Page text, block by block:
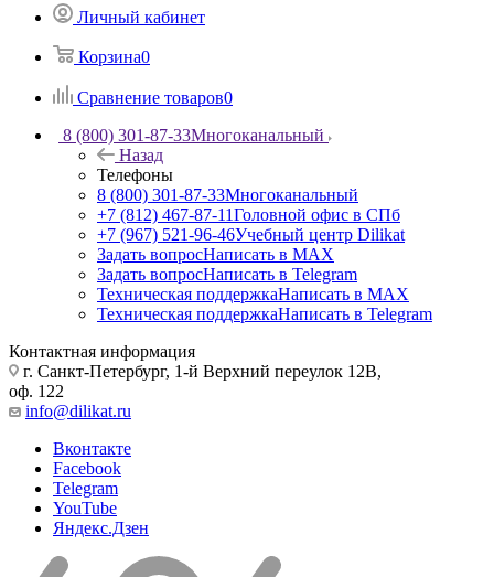
Личный кабинет
Корзина0
Сравнение товаров0
8 (800) 301-87-33Многоканальный
Назад
Телефоны
8 (800) 301-87-33Многоканальный
+7 (812) 467-87-11Головной офис в СПб
+7 (967) 521-96-46Учебный центр Dilikat
Задать вопросНаписать в MAX
Задать вопросНаписать в Telegram
Техническая поддержкаНаписать в MAX
Техническая поддержкаНаписать в Telegram
Контактная информация
г. Санкт-Петербург, 1-й Верхний переулок 12В,
оф. 122
info@dilikat.ru
Вконтакте
Facebook
Telegram
YouTube
Яндекс.Дзен